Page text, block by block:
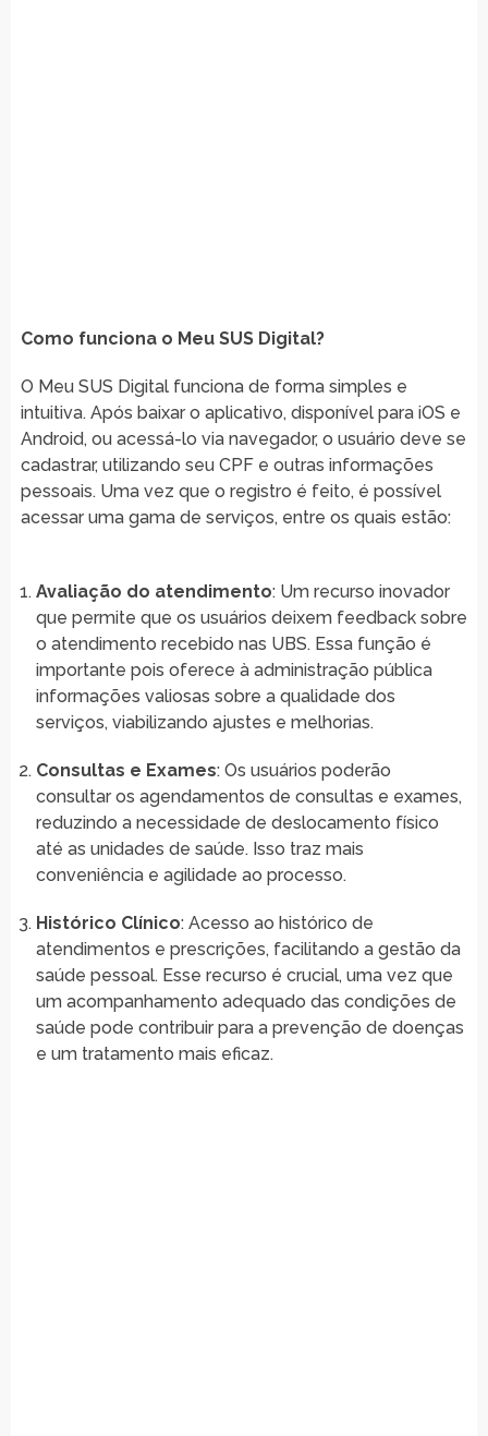
Como funciona o Meu SUS Digital?
O Meu SUS Digital funciona de forma simples e
intuitiva. Após baixar o aplicativo, disponível para iOS e
Android, ou acessá-lo via navegador, o usuário deve se
cadastrar, utilizando seu CPF e outras informações
pessoais. Uma vez que o registro é feito, é possível
acessar uma gama de serviços, entre os quais estão:
Avaliação do atendimento: Um recurso inovador
que permite que os usuários deixem feedback sobre
o atendimento recebido nas UBS. Essa função é
importante pois oferece à administração pública
informações valiosas sobre a qualidade dos
serviços, viabilizando ajustes e melhorias.
Consultas e Exames: Os usuários poderão
consultar os agendamentos de consultas e exames,
reduzindo a necessidade de deslocamento físico
até as unidades de saúde. Isso traz mais
conveniência e agilidade ao processo.
Histórico Clínico: Acesso ao histórico de
atendimentos e prescrições, facilitando a gestão da
saúde pessoal. Esse recurso é crucial, uma vez que
um acompanhamento adequado das condições de
saúde pode contribuir para a prevenção de doenças
e um tratamento mais eficaz.